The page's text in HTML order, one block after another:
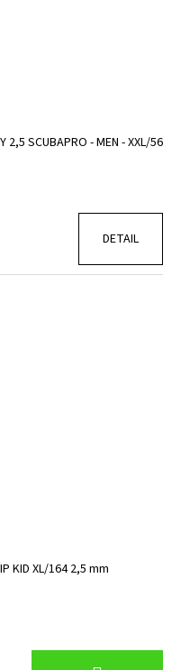
SCUBAPRO - MEN - XXL/56
DETAIL
KID XL/164 2,5 mm